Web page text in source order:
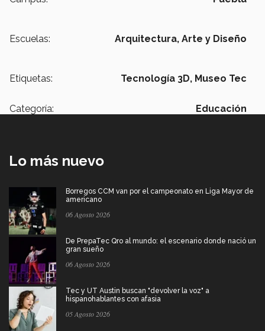
Escuelas: Arquitectura, Arte y Diseño
Etiquetas: Tecnología 3D, Museo Tec
Categoría: Educación
Lo más nuevo
Borregos CCM van por el campeonato en Liga Mayor de
americano
06 Agosto 2026
De PrepaTec Qro al mundo: el escenario donde nació un
gran sueño
06 Agosto 2026
Tec y UT Austin buscan "devolver la voz" a
hispanohablantes con afasia
05 Agosto 2026